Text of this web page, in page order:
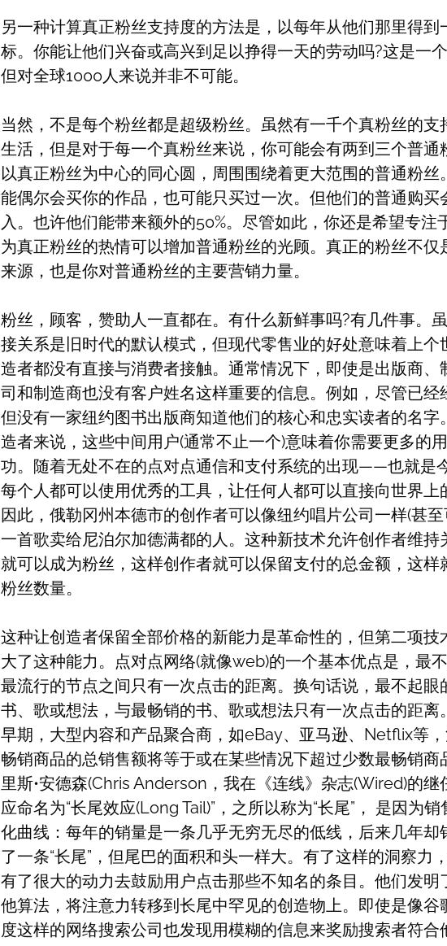
另一种计算真正粉丝支持度的方法是，以每年从他们那里得到
标。你能让他们兴奋或高兴到足以挣得一天的劳动吗?这是一
但对全球1000人来说并非不可能。
当然，不是每个粉丝都是超级粉丝。虽然有一千个真粉丝的支
生活，但是对于每一个真粉丝来说，你可能会有两到三个普通
以真正粉丝为中心的同心圆，周围围绕着更大范围的普通粉丝
能偶尔会买你的作品，也可能只买过一次。但他们的普通购买
入。也许他们能带来额外的50%。尽管如此，你还是希望专注
为真正粉丝的热情可以增加普通粉丝的光顾。真正的粉丝不仅
来源，也是你对普通粉丝的主要营销力量。
粉丝，顾客，赞助人一直都在。有什么新鲜事吗?有几件事。
接关系是旧时代的默认模式，但现代零售业的好处意味着上个
造者都没有直接与消费者接触。通常情况下，即使是出版商、
司和制造商也没有客户姓名这样重要的信息。例如，尽管已经
但没有一家纽约图书出版商知道他们的核心和忠实读者的名字
造者来说，这些中间用户(通常不止一个)意味着你需要更多的
功。随着无处不在的点对点通信和支付系统的出现——也就
每个人都可以使用优秀的工具，让任何人都可以直接向世界上
因此，俄勒冈州本德市的创作者可以像纽约唱片公司一样(甚
一首歌卖给尼泊尔加德满都的人。这种新技术允许创作者维持
就可以成为粉丝，这样创作者就可以保留支付的总金额，这样
粉丝数量。
这种让创造者保留全部价格的新能力是革命性的，但第二项技
大了这种能力。点对点网络(就像web)的一个基本优点是，最
最流行的节点之间只有一次点击的距离。换句话说，最不起眼
书、歌或想法，与最畅销的书、歌或想法只有一次点击的距离
早期，大型内容和产品聚合商，如eBay、亚马逊、Netflix等，
畅销商品的总销售额将等于或在某些情况下超过少数最畅销商
里斯•安德森(Chris Anderson，我在《连线》杂志(Wired)的继
应命名为“长尾效应(Long Tail)”，之所以称为“长尾”， 是因为
化曲线：每年的销量是一条几乎无穷无尽的低线，后来几年却
了一条“长尾”，但尾巴的面积和头一样大。有了这样的洞察力
有了很大的动力去鼓励用户点击那些不知名的条目。他们发明
他算法，将注意力转移到长尾中罕见的创造物上。即使是像谷
度这样的网络搜索公司也发现用模糊的信息来奖励搜索者符合